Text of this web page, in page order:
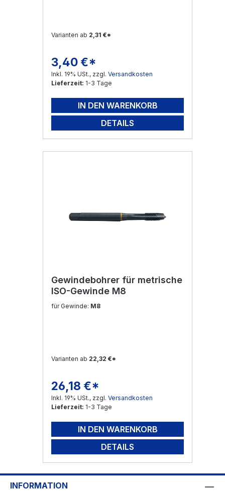
Varianten ab 2,31 €*
Regulärer Preis:
3,40 €*
Inkl. 19% USt., zzgl. Versandkosten
Lieferzeit: 1-3 Tage
IN DEN WARENKORB
DETAILS
Gewindebohrer für metrische
ISO-Gewinde M8
für Gewinde: M8
Varianten ab 22,32 €*
Regulärer Preis:
26,18 €*
Inkl. 19% USt., zzgl. Versandkosten
Lieferzeit: 1-3 Tage
IN DEN WARENKORB
DETAILS
INFORMATION